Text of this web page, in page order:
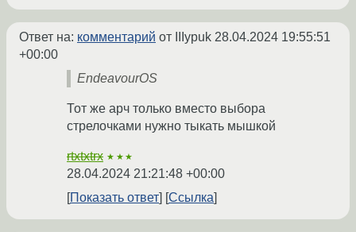
Ответ на: комментарий от IIIypuk 28.04.2024 19:55:51
+00:00
EndeavourOS
Тот же арч только вместо выбора
стрелочками нужно тыкать мышкой
rtxtxtrx ★★★
28.04.2024 21:21:48 +00:00
Показать ответ
Ссылка